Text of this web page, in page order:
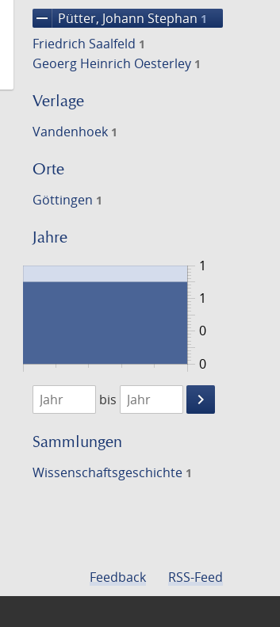
remove Pütter, Johann Stephan 1
Friedrich Saalfeld 1
Geoerg Heinrich Oesterley 1
Verlage
Vandenhoek 1
Orte
Göttingen 1
Jahre
0
1
0
1
1765
1766
bis
keyboard_arrow_right
Suche
Sammlungen
Wissenschafts­geschichte 1
Feedback RSS-Feed